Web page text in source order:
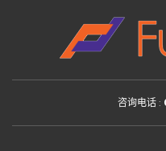
HOW TO SHOP
Login or create new
2 Review your order.
FREE
If you still have problems,
咨询电话 :